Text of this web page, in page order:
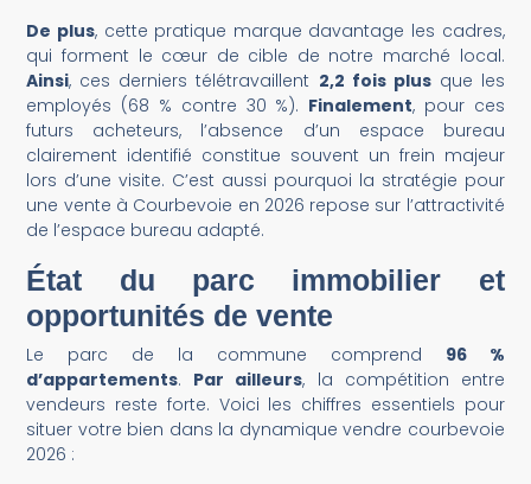
De plus, cette pratique marque davantage les cadres,
qui forment le cœur de cible de notre marché local.
Ainsi, ces derniers télétravaillent 2,2 fois plusque les
employés (68 % contre 30 %). Finalement, pour ces
futurs acheteurs, l’absence d’un espace bureau
clairement identifié constitue souvent un frein majeur
lors d’une visite. C’est aussi pourquoi la stratégie pour
une vente à Courbevoie en 2026 repose sur l’attractivité
de l’espace bureau adapté.
État du parc immobilier et
opportunités de vente
Le parc de la commune comprend 96 %
d’appartements. Par ailleurs, la compétition entre
vendeurs reste forte. Voici les chiffres essentiels pour
situer votre bien dans la dynamique vendre courbevoie
2026 :